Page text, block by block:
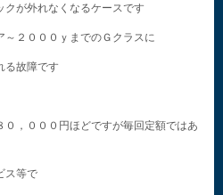
クが外れなくなるケースです
～２０００ｙまでのＧクラスに
る故障です
０，０００円ほどですが毎回定額ではあ
ス等で